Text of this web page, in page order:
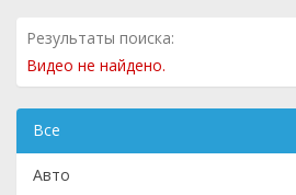
Результаты поиска:
Видео не найдено.
Все
Авто